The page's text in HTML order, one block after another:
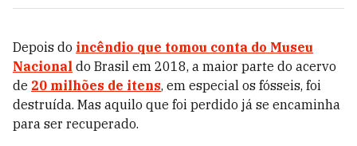
Depois do incêndio que tomou conta do Museu
Nacional do Brasil em 2018, a maior parte do acervo
de 20 milhões de itens, em especial os fósseis, foi
destruída. Mas aquilo que foi perdido já se encaminha
para ser recuperado.